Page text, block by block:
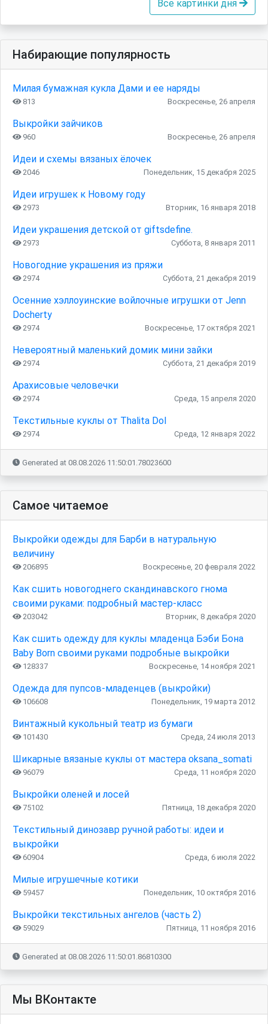
Все картинки дня
Набирающие популярность
Милая бумажная кукла Дами и ее наряды
813 Воскресенье, 26 апреля
Выкройки зайчиков
960 Воскресенье, 26 апреля
Идеи и схемы вязаных ёлочек
2046 Понедельник, 15 декабря 2025
Идеи игрушек к Новому году
2973 Вторник, 16 января 2018
Идеи украшения детской от giftsdefine.
2973 Суббота, 8 января 2011
Новогодние украшения из пряжи
2974 Суббота, 21 декабря 2019
Осенние хэллоуинские войлочные игрушки от Jenn
Docherty
2974 Воскресенье, 17 октября 2021
Невероятный маленький домик мини зайки
2974 Суббота, 21 декабря 2019
Арахисовые человечки
2974 Среда, 15 апреля 2020
Текстильные куклы от Thalita Dol
2974 Среда, 12 января 2022
Generated at 08.08.2026 11:50:01.78023600
Самое читаемое
Выкройки одежды для Барби в натуральную
величину
206895 Воскресенье, 20 февраля 2022
Как сшить новогоднего скандинавского гнома
своими руками: подробный мастер-класс
203042 Вторник, 8 декабря 2020
Как сшить одежду для куклы младенца Бэби Бона
Baby Born своими руками подробные выкройки
128337 Воскресенье, 14 ноября 2021
Одежда для пупсов-младенцев (выкройки)
106608 Понедельник, 19 марта 2012
Винтажный кукольный театр из бумаги
101430 Среда, 24 июля 2013
Шикарные вязаные куклы от мастера oksana_somati
96079 Среда, 11 ноября 2020
Выкройки оленей и лосей
75102 Пятница, 18 декабря 2020
Текстильный динозавр ручной работы: идеи и
выкройки
60904 Среда, 6 июля 2022
Милые игрушечные котики
59457 Понедельник, 10 октября 2016
Выкройки текстильных ангелов (часть 2)
59029 Пятница, 11 ноября 2016
Generated at 08.08.2026 11:50:01.86810300
Мы ВКонтакте